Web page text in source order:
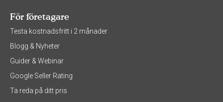
För företagare
Testa kostnadsfritt i 2 månader
Blogg & Nyheter
Guider & Webinar
Google Seller Rating
Ta reda på ditt pris